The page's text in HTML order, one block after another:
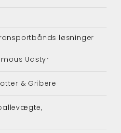
løsninger
Udstyr
& Gribere